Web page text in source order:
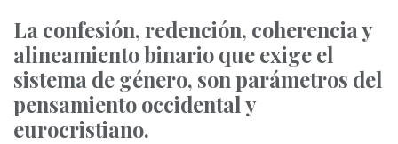
La confesión, redención, coherencia y
alineamiento binario que exige el
sistema de género, son parámetros del
pensamiento occidental y
eurocristiano.